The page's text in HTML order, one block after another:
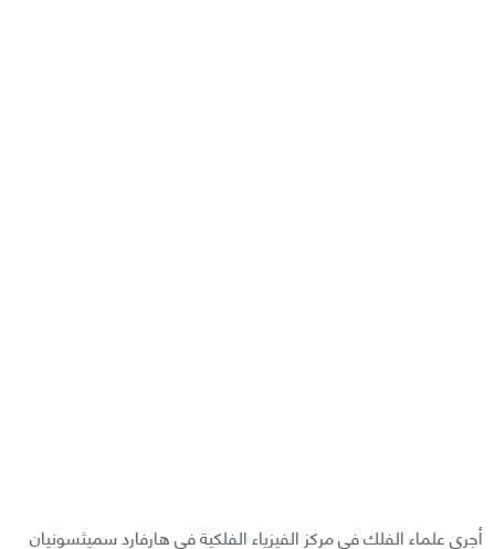
أجرى علماء الفلك في مركز الفيزياء الفلكية في هارفارد سميثسونيان